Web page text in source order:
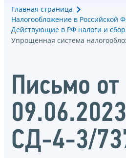
Главная страница
Налогообложение в Российской
Действующие в РФ налоги и
Упрощенная система
Письмо от
СД-4-3/